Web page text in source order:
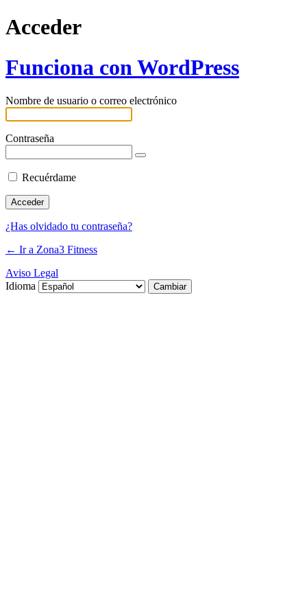
Acceder
Funciona con WordPress
Nombre de usuario o correo electrónico
Contraseña
Recuérdame
¿Has olvidado tu contraseña?
← Ir a Zona3 Fitness
Aviso Legal
Idioma